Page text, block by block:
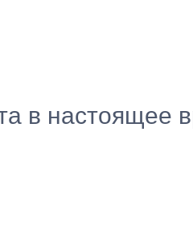
в настоящее